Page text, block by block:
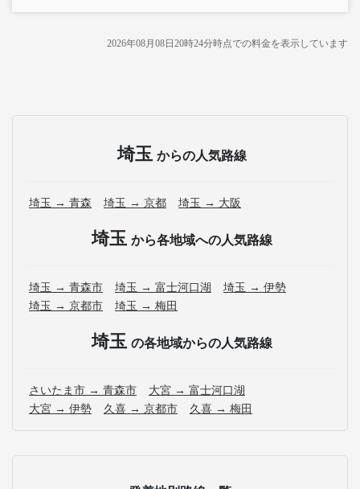
2026年08月08日20時24分時点での料金を表示しています
埼玉 からの人気路線
埼玉 → 青森 埼玉 → 京都 埼玉 → 大阪
埼玉 から各地域への人気路線
埼玉 → 青森市 埼玉 → 富士河口湖
埼玉 → 伊勢
埼玉 → 京都市
埼玉 → 梅田
埼玉 の各地域からの人気路線
さいたま市 → 青森市
大宮 → 富士河口湖
大宮 → 伊勢
久喜 → 京都市 久喜 → 梅田